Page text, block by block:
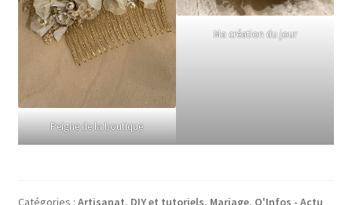
Peigne de la boutique
Ma création du jour
Catégories : Artisanat, DIY et tutoriels, Mariage, O'Infos - Actu